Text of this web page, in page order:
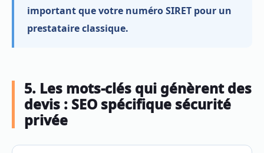
important que votre numéro SIRET pour un
prestataire classique.
5. Les mots-clés qui génèrent des
devis : SEO spécifique sécurité
privée